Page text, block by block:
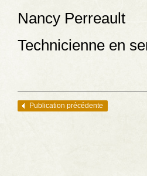
Nancy Perreault
Technicienne en
Navigation des articles
Publication précédente